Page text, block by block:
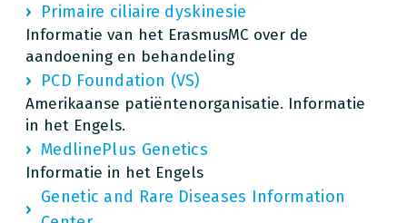
Primaire ciliaire dyskinesie
Informatie van het ErasmusMC over de
aandoening en behandeling
PCD Foundation (VS)
Amerikaanse patiëntenorganisatie. Informatie
in het Engels.
MedlinePlus Genetics
Informatie in het Engels
Genetic and Rare Diseases Information